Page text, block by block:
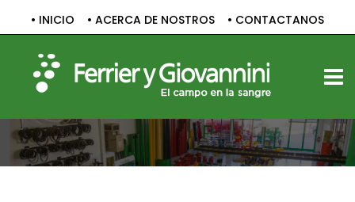
• INICIO • ACERCA DE NOSTROS • CONTACTANOS